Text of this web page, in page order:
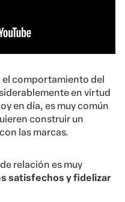
el comportamiento del
en virtud
en día, es muy común
construir un
las marcas.
relación es muy
satisfechos y fidelizar